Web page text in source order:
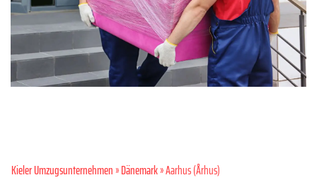
Kieler Umzugsunternehmen»Dänemark» Aarhus (Århus)